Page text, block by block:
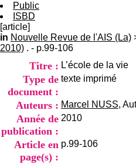
Public
ISBD
[article]
in Nouvelle Revue de l'AIS (La)
2010) . - p.99-106
Titre : L’école de la vie
Type de
document :
texte imprimé
Auteurs : Marcel NUSS,
Année de
publication :
2010
Article en
page(s) :
p.99-106
a
o
n
d
o